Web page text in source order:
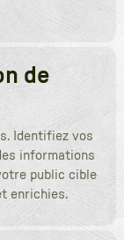
de
Identifiez vos
informations
public cible
enrichies.